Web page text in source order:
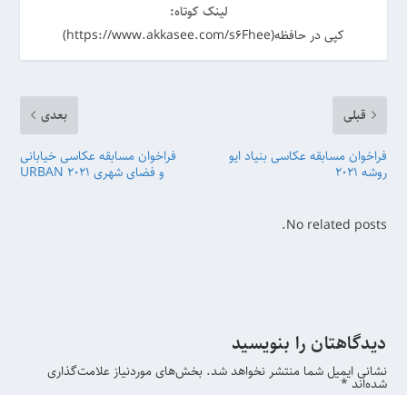
لینک کوتاه:
کپی در حافظه(https://www.akkasee.com/s6Fhee)
قبلی
فراخوان مسابقه عکاسی بنیاد ایو
روشه 2021
بعدی
فراخوان مسابقه عکاسی خیابانی
و فضای شهری URBAN 2021
No related posts.
دیدگاهتان را بنویسید
نشانی ایمیل شما منتشر نخواهد شد. بخش‌های موردنیاز علامت‌گذاری
شده‌اند*